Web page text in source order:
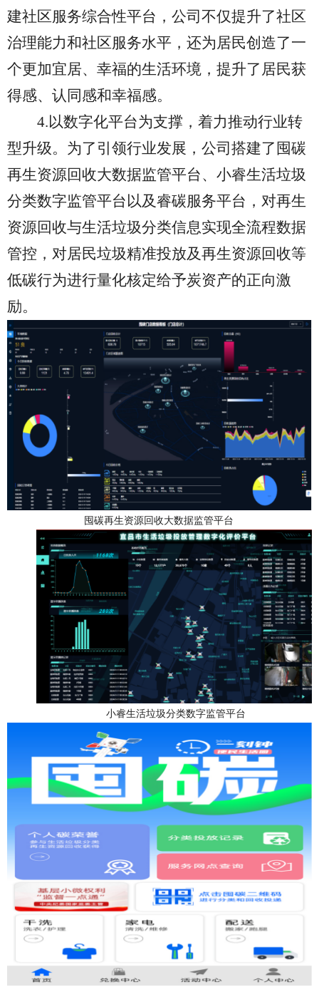
建社区服务综合性平台 ，公司不仅提升了社区
治理能力和社区服务水平，还为居民创造了一
个更加宜居、幸福的生活环境 ， 提升了居民获
得感、认同感和幸福感。
4.以数字化平台为支撑，着力推动行业转
型升级。 为了引领行业发展，公司搭建了囤碳
再生资源回收大数据监管平台、小睿生活垃圾
分类数字监管平台以及睿碳服务平台，对再生
资源回收与生活垃圾分类信息实现全流程数据
管控，对居民垃圾精准投放及再生资源回收等
低碳行为进行量化核定给予炭资产的正向激
励。
囤碳再生资源回收大数据监管平台
小睿生活垃圾分类数字监管平台